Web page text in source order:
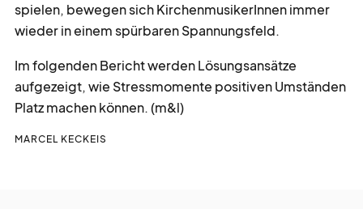
spielen, bewegen sich KirchenmusikerInnen immer
wieder in einem spürbaren Spannungsfeld.
Im folgenden Bericht werden Lösungsansätze
aufgezeigt, wie Stressmomente positiven Umständen
Platz machen können. (m&l)
MARCEL KECKEIS